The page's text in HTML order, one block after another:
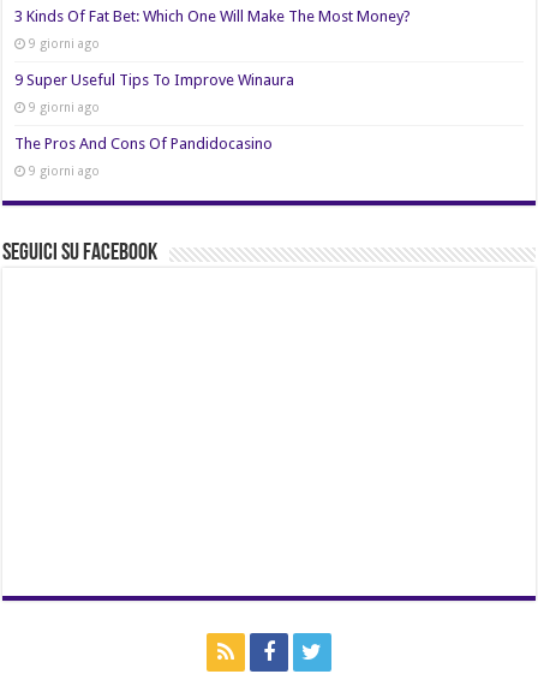
3 Kinds Of Fat Bet: Which One Will Make The Most Money?
9 giorni ago
9 Super Useful Tips To Improve Winaura
9 giorni ago
The Pros And Cons Of Pandidocasino
9 giorni ago
Seguici su Facebook